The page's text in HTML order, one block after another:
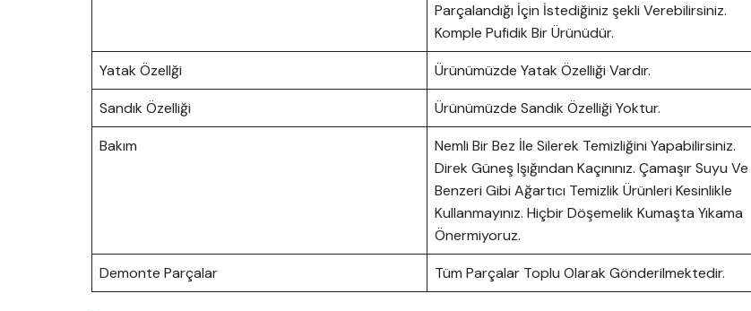
Parçalandığı İçin İstediğiniz şekli Verebilirsiniz.
Komple Pufidik Bir Ürünüdür.
Yatak Özellği
Ürünümüzde Yatak Özelliği Vardır.
Sandık Özelliği
Ürünümüzde Sandık Özelliği Yoktur.
Bakım
Nemli Bir Bez İle Silerek Temizliğini Yapabilirsiniz.
Direk Güneş Işığından Kaçınınız. Çamaşır Suyu Ve
Benzeri Gibi Ağartıcı Temizlik Ürünleri Kesinlikle
Kullanmayınız. Hiçbir Döşemelik Kumaşta Yıkama
Önermiyoruz.
Demonte Parçalar
Tüm Parçalar Toplu Olarak Gönderilmektedir.